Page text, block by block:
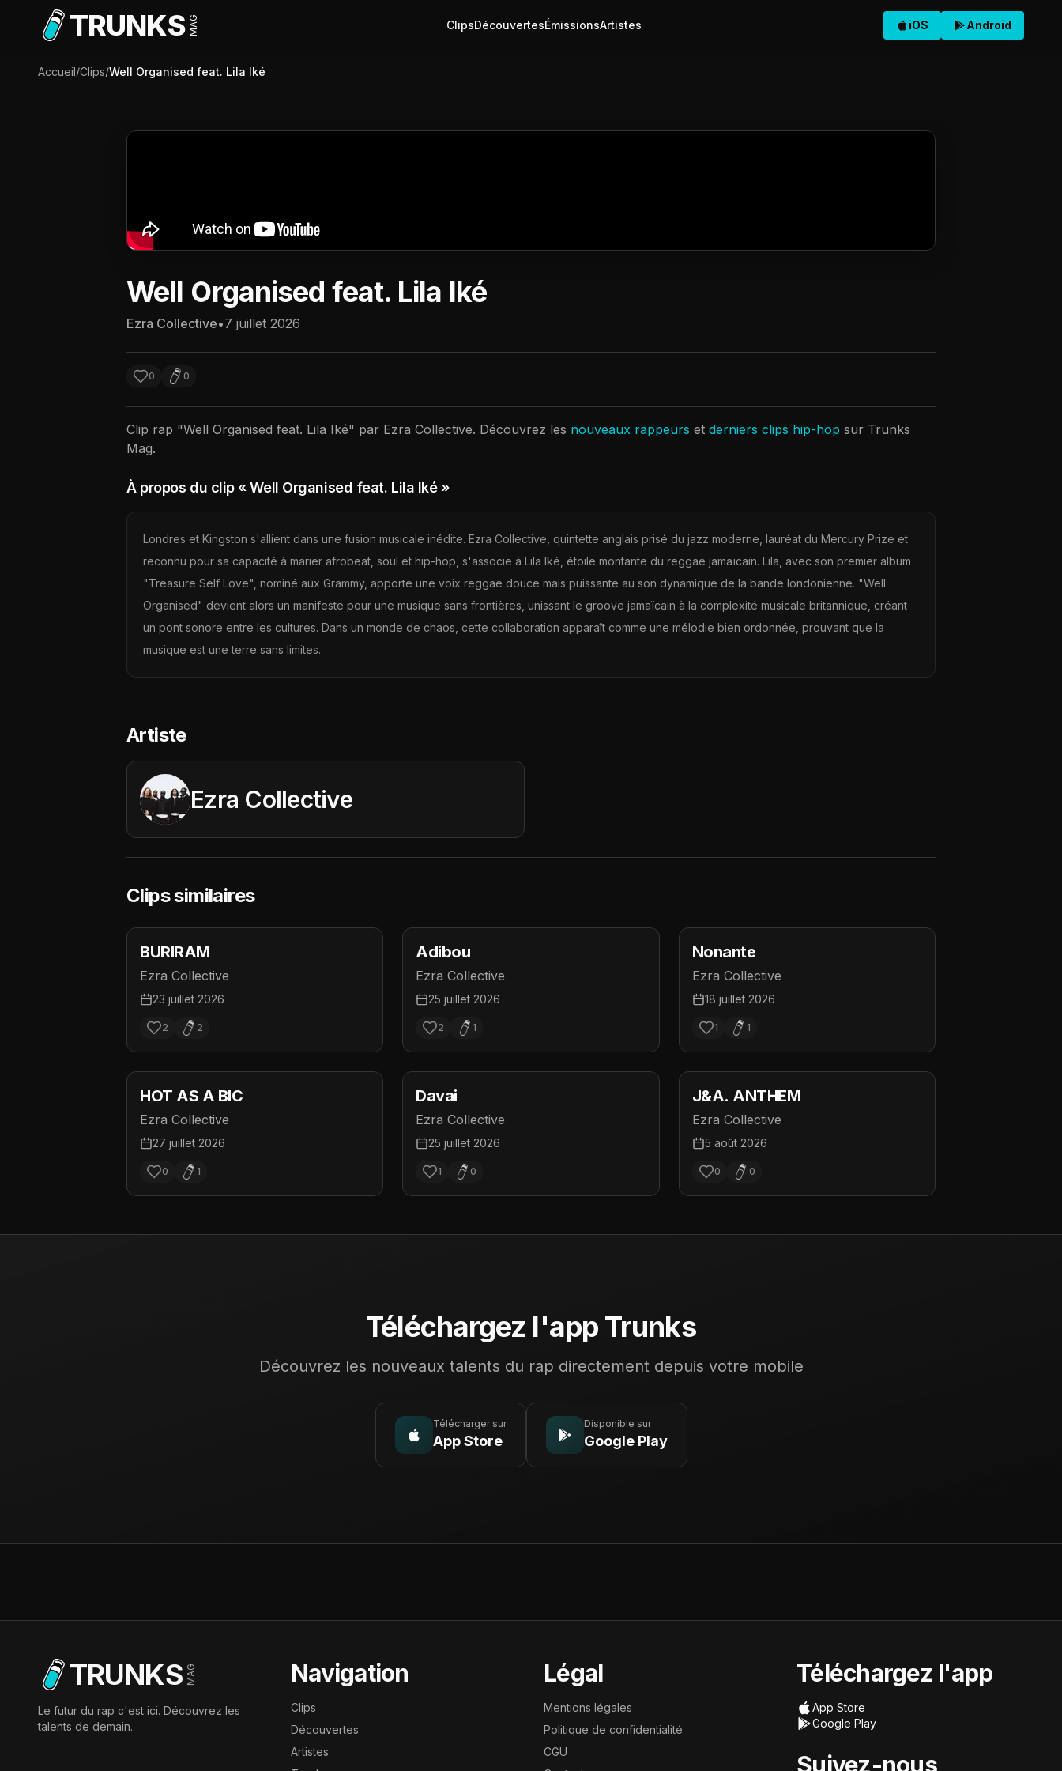
Aller au contenu principal
TRUNKSMAG ClipsDécouvertesÉmissionsArtistes iOS Android
Accueil/Clips/Well Organised feat. Lila Iké
Well Organised feat. Lila Iké
Ezra Collective•7 juillet 2026
0 0
Clip rap "Well Organised feat. Lila Iké" par Ezra Collective. Découvrez les nouveaux rappeurs et derniers clips hip-hop sur Trunks
Mag.
À propos du clip« Well Organised feat. Lila Iké »
Londres et Kingston s'allient dans une fusion musicale inédite. Ezra Collective, quintette anglais prisé du jazz moderne, lauréat du Mercury Prize et
reconnu pour sa capacité à marier afrobeat, soul et hip-hop, s'associe à Lila Iké, étoile montante du reggae jamaïcain. Lila, avec son premier album
"Treasure Self Love", nominé aux Grammy, apporte une voix reggae douce mais puissante au son dynamique de la bande londonienne. "Well
Organised" devient alors un manifeste pour une musique sans frontières, unissant le groove jamaïcain à la complexité musicale britannique, créant
un pont sonore entre les cultures. Dans un monde de chaos, cette collaboration apparaît comme une mélodie bien ordonnée, prouvant que la
musique est une terre sans limites.
Artiste
Ezra Collective
Clips similaires
BURIRAM
Ezra Collective
23 juillet 2026
2 2
Adibou
Ezra Collective
25 juillet 2026
2 1
Nonante
Ezra Collective
18 juillet 2026
1 1
HOT AS A BIC
Ezra Collective
27 juillet 2026
0 1
Davai
Ezra Collective
25 juillet 2026
1 0
J&A. ANTHEM
Ezra Collective
5 août 2026
0 0
Téléchargez l'app Trunks
Découvrez les nouveaux talents du rap directement depuis votre mobile
Télécharger sur
App Store
Disponible sur
Google Play
TRUNKS MAG
Le futur du rap c'est ici. Découvrez les
talents de demain.
Navigation
Clips
Découvertes
Artistes
Légal
Mentions légales
Politique de confidentialité
CGU
Téléchargez l'app
App Store
Google Play
Suivez-nous